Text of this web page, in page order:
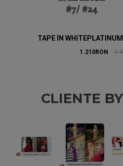
TAPE IN
1.210RON
CLIENTE